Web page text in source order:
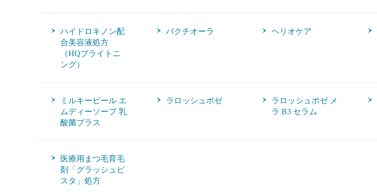
ハイドロキノン配
合美容液処方
（HQブライトニ
ング）
バクチオーラ ヘリオケア
ミルキーピール エ
ムディーソープ 乳
酸菌プラス
ラロッシュポゼ
ラロッシュポゼ メ
ラ B3 セラム
医療用まつ毛育毛
剤「グラッシュビ
スタ」処方